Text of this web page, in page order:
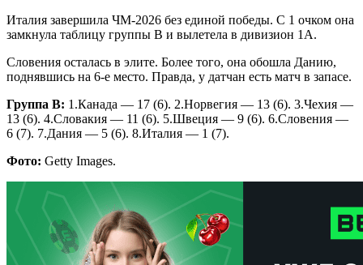
Италия завершила ЧМ-2026 без единой победы. С 1 очком она
замкнула таблицу группы В и вылетела в дивизион 1А.
Словения осталась в элите. Более того, она обошла Данию,
поднявшись на 6-е место. Правда, у датчан есть матч в запасе.
Группа В: 1.Канада — 17 (6). 2.Норвегия — 13 (6). 3.Чехия —
13 (6). 4.Словакия — 11 (6). 5.Швеция — 9 (6). 6.Словения —
6 (7). 7.Дания — 5 (6). 8.Италия — 1 (7).
Фото: Getty Images.